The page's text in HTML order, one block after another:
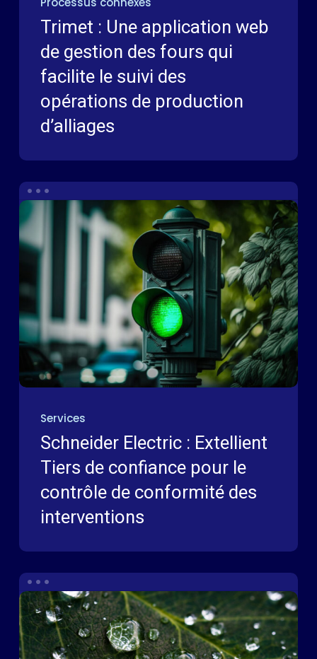
Trimet : Une application web
de gestion des fours qui
facilite le suivi des
opérations de production
d’alliages
Services
Schneider Electric : Extellient
Tiers de confiance pour le
contrôle de conformité des
interventions